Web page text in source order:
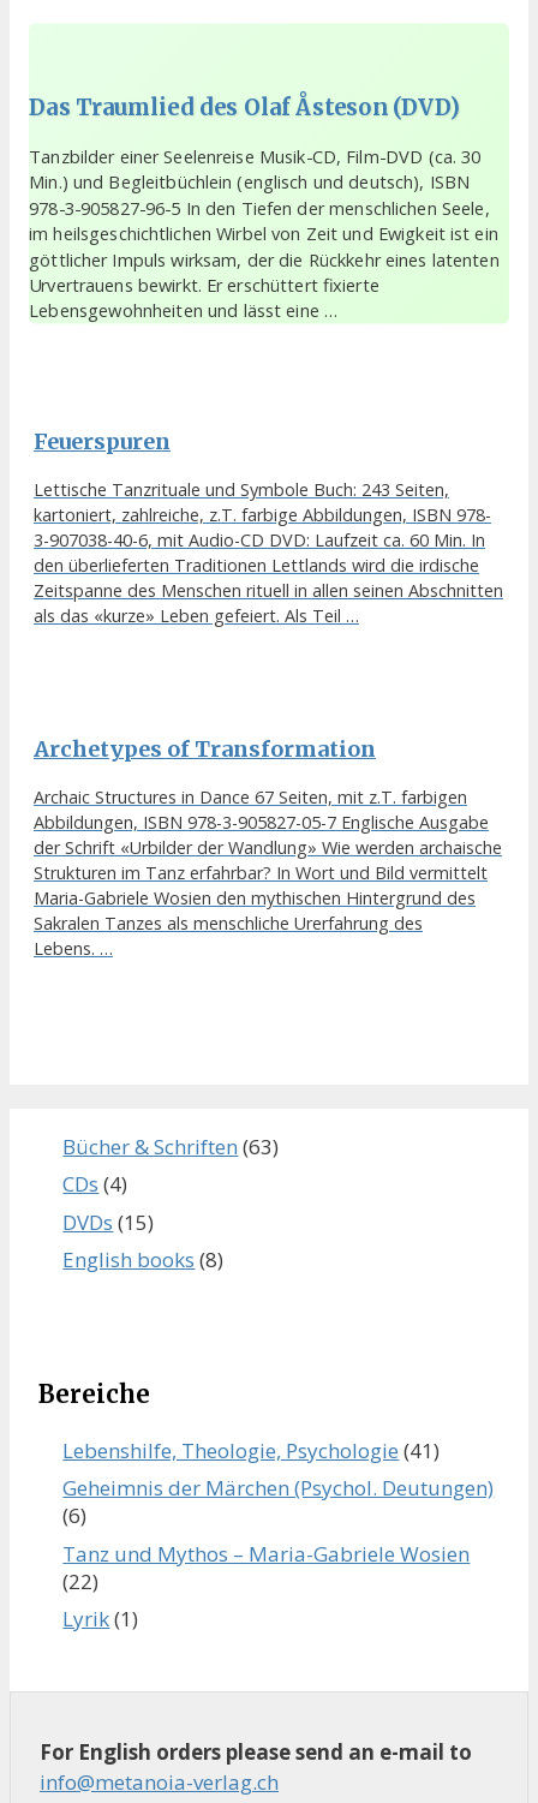
Das Traumlied des Olaf Åsteson (DVD)
Tanzbilder einer Seelenreise Musik-CD, Film-DVD (ca. 30
Min.) und Begleitbüchlein (englisch und deutsch), ISBN
978-3-905827-96-5 In den Tiefen der menschlichen Seele,
im heilsgeschichtlichen Wirbel von Zeit und Ewigkeit ist ein
göttlicher Impuls wirksam, der die Rückkehr eines latenten
Urvertrauens bewirkt. Er erschüttert fixierte
Lebensgewohnheiten und lässt eine …
Feuerspuren
Lettische Tanzrituale und Symbole Buch: 243 Seiten,
kartoniert, zahlreiche, z.T. farbige Abbildungen, ISBN 978-
3-907038-40-6, mit Audio-CD DVD: Laufzeit ca. 60 Min. In
den überlieferten Traditionen Lettlands wird die irdische
Zeitspanne des Menschen rituell in allen seinen Abschnitten
als das «kurze» Leben gefeiert. Als Teil …
Archetypes of Transformation
Archaic Structures in Dance 67 Seiten, mit z.T. farbigen
Abbildungen, ISBN 978-3-905827-05-7 Englische Ausgabe
der Schrift «Urbilder der Wandlung» Wie werden archaische
Strukturen im Tanz erfahrbar? In Wort und Bild vermittelt
Maria-Gabriele Wosien den mythischen Hintergrund des
Sakralen Tanzes als menschliche Urerfahrung des
Lebens. …
Bücher & Schriften (63)
CDs (4)
DVDs (15)
English books (8)
Bereiche
Lebenshilfe, Theologie, Psychologie (41)
Geheimnis der Märchen (Psychol. Deutungen)
(6)
Tanz und Mythos – Maria-Gabriele Wosien
(22)
Lyrik(1)
For English orders please send an e-mail to
info@metanoia-verlag.ch